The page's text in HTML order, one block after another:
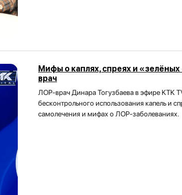
Мифы о каплях, спреях и
врач
ЛОР-врач Динара Тогузбаева в эфире KTK
бесконтрольного использования капель и
самолечения и мифах о ЛОР-заболеваниях.